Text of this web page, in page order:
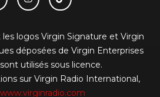
logos Virgin Signature et Virgin
déposées de Virgin Enterprises
utilisés sous licence.
sur Virgin Radio International,
www.virginradio.com